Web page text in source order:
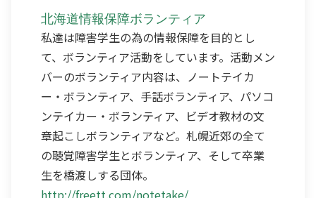
北海道情報保障ボランティア
私達は障害学生の為の情報保障を目的とし
て、ボランティア活動をしています。活動メン
バーのボランティア内容は、ノートテイカ
ー・ボランティア、手話ボランティア、パソコ
ンテイカー・ボランティア、ビデオ教材の文
章起こしボランティアなど。札幌近郊の全て
の聴覚障害学生とボランティア、そして卒業
生を橋渡しする団体。
http://freett.com/notetake/